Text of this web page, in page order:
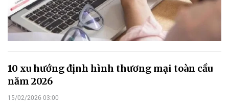
10 xu hướng định hình thương mại toàn cầu
năm 2026
15/02/2026 03:00